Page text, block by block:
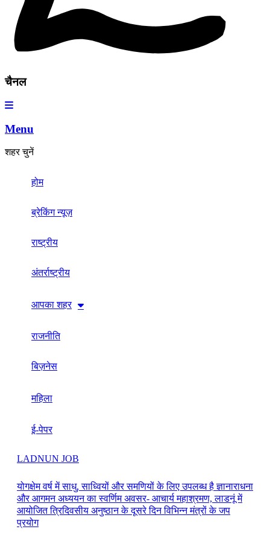
चैनल
Menu
शहर चुनें
होम
ब्रेकिंग न्यूज़
राष्ट्रीय
अंतर्राष्ट्रीय
आपका शहर
राजनीति
बिज़नेस
महिला
ई-पेपर
LADNUN JOB
योगक्षेम वर्ष में साधु, साध्वियों और समणियों के लिए उपलब्ध है ज्ञानाराधना
और आगमन अध्ययन का स्वर्णिम अवसर- आचार्य महाश्रमण, लाडनूं में
आयोजित त्रिदिवसीय अनुष्ठान के दूसरे दिन विभिन्न मंत्रों के जप
प्रयोग